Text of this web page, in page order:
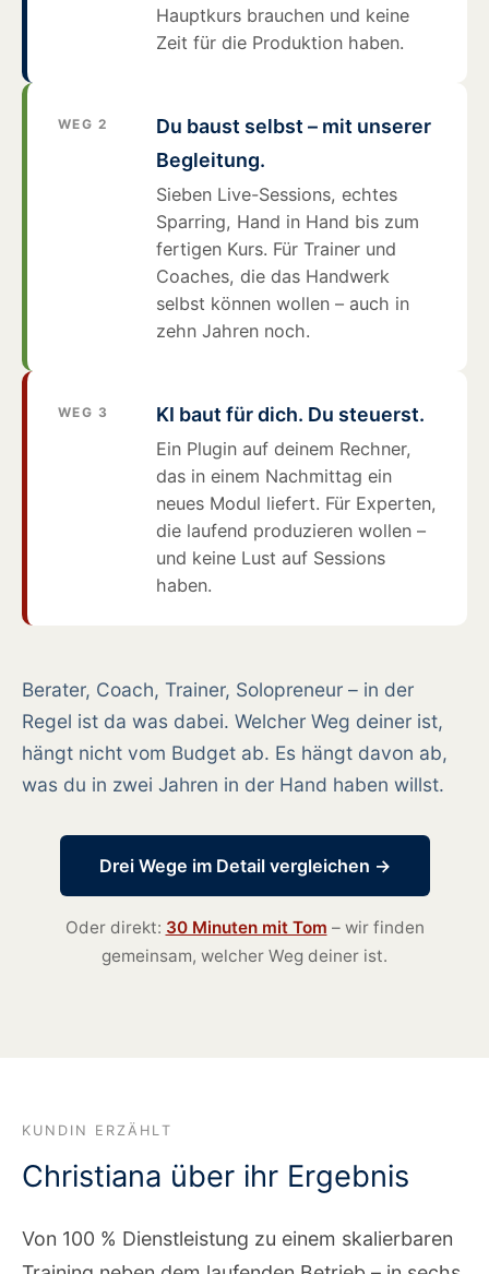
Hauptkurs brauchen und keine
Zeit für die Produktion haben.
WEG 2
Du baust selbst – mit unserer
Begleitung.
Sieben Live-Sessions, echtes
Sparring, Hand in Hand bis zum
fertigen Kurs. Für Trainer und
Coaches, die das Handwerk
selbst können wollen – auch in
zehn Jahren noch.
WEG 3 KI baut für dich. Du steuerst.
Ein Plugin auf deinem Rechner,
das in einem Nachmittag ein
neues Modul liefert. Für Experten,
die laufend produzieren wollen –
und keine Lust auf Sessions
haben.
Berater, Coach, Trainer, Solopreneur – in der
Regel ist da was dabei. Welcher Weg deiner ist,
hängt nicht vom Budget ab. Es hängt davon ab,
was du in zwei Jahren in der Hand haben willst.
Drei Wege im Detail vergleichen →
Oder direkt: 30 Minuten mit Tom – wir finden
gemeinsam, welcher Weg deiner ist.
KUNDIN ERZÄHLT
Christiana über ihr Ergebnis
Von 100 % Dienstleistung zu einem skalierbaren